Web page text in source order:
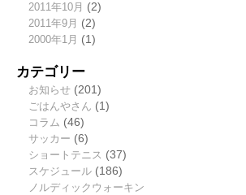
2011年10月 (2)
2011年9月 (2)
2000年1月 (1)
カテゴリー
お知らせ(201)
ごはんやさん (1)
コラム (46)
サッカー (6)
ショートテニス (37)
スケジュール(186)
ノルディックウォーキン